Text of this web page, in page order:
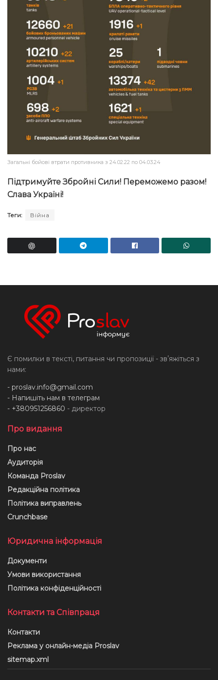
Загальні бойові втрати противника з 24.02.22 по 04.03.24
Підтримуйте Збройні Сили! Переможемо разом!
Слава Україні!
Теги: Війна
Є помилки в тексті, питання чи пропозиції - звʼяжіться з
нами:
- proslav.info@gmail.com
- Напишіть нам в телеграм
- +380951256860 - директор
Про видання
Про нас
Аудиторія
Команда Proslav
Редакційна політика
Політика виправлень
Crunchbase
Юридична інформація
Документи
Умови використання
Політика конфіденційності
Контакти та Співпраця
Контакти
Реклама у онлайн-медіа Proslav
sitemap.xml